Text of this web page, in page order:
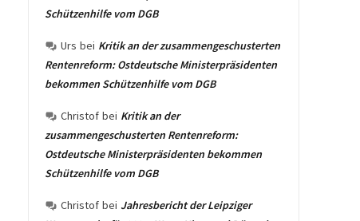
Schützenhilfe vom DGB
Urs bei Kritik an der zusammengeschusterten
Rentenreform: Ostdeutsche Ministerpräsidenten
bekommen Schützenhilfe vom DGB
Christof bei Kritik an der
zusammengeschusterten Rentenreform:
Ostdeutsche Ministerpräsidenten bekommen
Schützenhilfe vom DGB
Christof bei Jahresbericht der Leipziger